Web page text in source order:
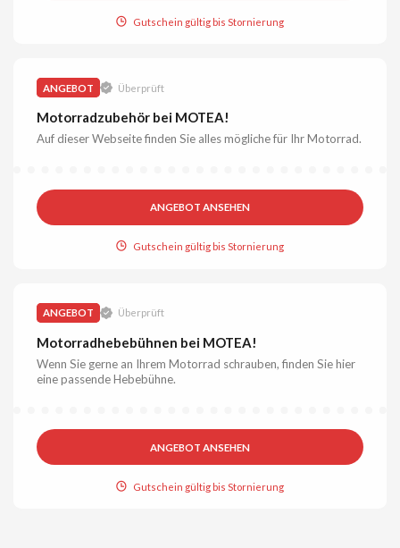
Gutschein gültig bis Stornierung
ANGEBOT Überprüft
Motorradzubehör bei MOTEA!
Auf dieser Webseite finden Sie alles mögliche für Ihr Motorrad.
ANGEBOT ANSEHEN
Gutschein gültig bis Stornierung
ANGEBOT Überprüft
Motorradhebebühnen bei MOTEA!
Wenn Sie gerne an Ihrem Motorrad schrauben, finden Sie hier
eine passende Hebebühne.
ANGEBOT ANSEHEN
Gutschein gültig bis Stornierung